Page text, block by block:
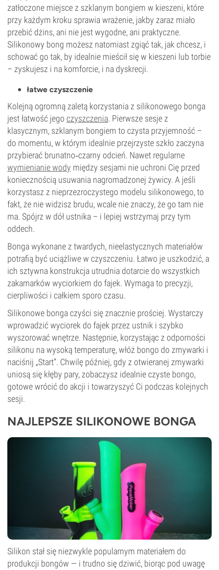
zatłoczone miejsce z szklanym bongiem w kieszeni, które
przy każdym kroku sprawia wrażenie, jakby zaraz miało
przebić dżins, ani nie jest wygodne, ani praktyczne.
Silikonowy bong możesz natomiast zgiąć tak, jak chcesz, i
schować go tak, by idealnie mieścił się w kieszeni lub torbie
– zyskujesz i na komforcie, i na dyskrecji.
łatwe czyszczenie
Kolejną ogromną zaletą korzystania z silikonowego bonga
jest łatwość jego czyszczenia. Pierwsze sesje z
klasycznym, szklanym bongiem to czysta przyjemność –
do momentu, w którym idealnie przejrzyste szkło zaczyna
przybierać brunatno‑czarny odcień. Nawet regularne
wymienianie wody między sesjami nie uchroni Cię przed
koniecznością usuwania nagromadzonej żywicy. A jeśli
korzystasz z nieprzezroczystego modelu silikonowego, to
fakt, że nie widzisz brudu, wcale nie znaczy, że go tam nie
ma. Spójrz w dół ustnika – i lepiej wstrzymaj przy tym
oddech.
Bonga wykonane z twardych, nieelastycznych materiałów
potrafią być uciążliwe w czyszczeniu. Łatwo je uszkodzić, a
ich sztywna konstrukcja utrudnia dotarcie do wszystkich
zakamarków wyciorkiem do fajek. Wymaga to precyzji,
cierpliwości i całkiem sporo czasu.
Silikonowe bonga czyści się znacznie prościej. Wystarczy
wprowadzić wyciorek do fajek przez ustnik i szybko
wyszorować wnętrze. Następnie, korzystając z odporności
silikonu na wysoką temperaturę, włóż bongo do zmywarki i
naciśnij „Start”. Chwilę później, gdy z otwieranej zmywarki
uniosą się kłęby pary, zobaczysz idealnie czyste bongo,
gotowe wrócić do akcji i towarzyszyć Ci podczas kolejnych
sesji.
NAJLEPSZE SILIKONOWE BONGA
Silikon stał się niezwykle popularnym materiałem do
produkcji bongów — i trudno się dziwić, biorąc pod uwagę